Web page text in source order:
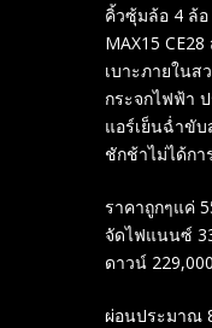
คิ้วซุ้มล้อ 4 ล้
MAX15
เบาะภายในส
กระจกไฟฟ้า
แอร์เย็นฉ่ำขั
ชักช้าไม่ได้ก
ราคาถูกๆแค่
จัดไฟแนนซ์
ดาวน์
ผ่อนประมาณ